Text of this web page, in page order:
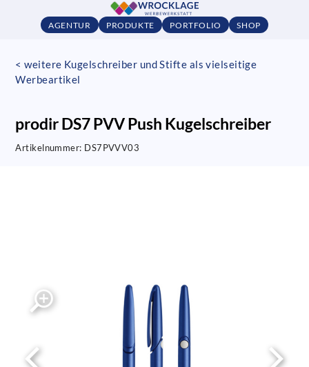
AGENTUR PRODUKTE PORTFOLIO SHOP
< weitere Kugelschreiber und Stifte als vielseitige
Werbeartikel
prodir DS7 PVV Push Kugelschreiber
Artikelnummer: DS7PVVV03